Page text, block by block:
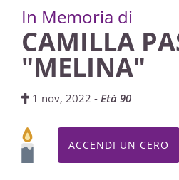
In Memoria di
CAMILLA
"MELINA"
1 nov, 2022 -Età 90
ACCENDI UN CERO